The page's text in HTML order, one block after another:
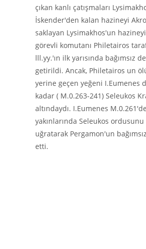
çıkan kanlı çatışmaları
İskender'den kalan hazineyi
saklayan Lysimakhos'un
görevli komutanı Philetairos
lll.yy.'ın ilk yarısında bağımsız
getirildi. Ancak, Philetairos un
yerine geçen yeğeni I.Eumenes
kadar ( M.0.263-241) Seleukos
altındaydı. I.Eumenes
yakınlarında Seleukos
uğratarak Pergamon'un
etti.